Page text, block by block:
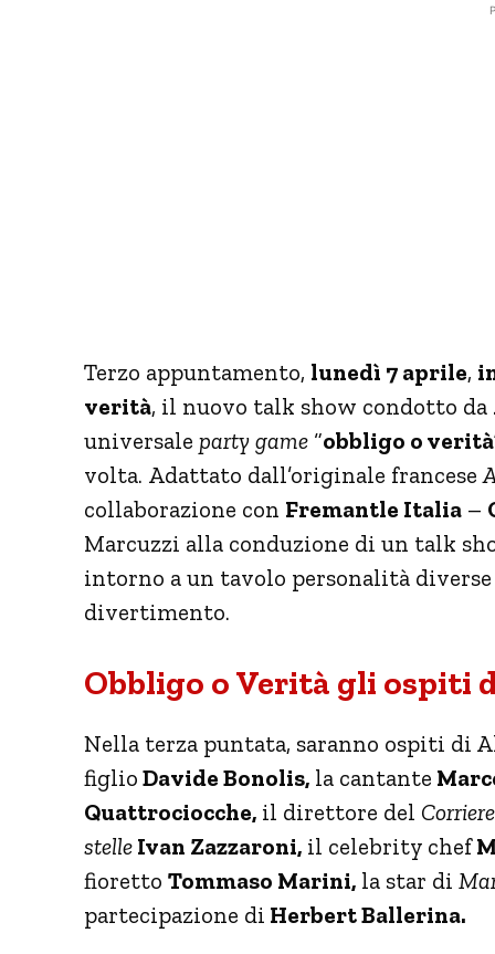
Terzo appuntamento, lunedì 7 aprile,
verità, il nuovo talk show condotto da
universale party game “obbligo o
volta. Adattato dall’originale francese
collaborazione con Fremantle Italia –
Marcuzzi alla conduzione di un talk
intorno a un tavolo personalità
divertimento.
Obbligo o Verità gli ospiti
Nella terza puntata, saranno ospiti di
figlio Davide Bonolis, la cantante
Quattrociocche, il direttore del
stelle Ivan Zazzaroni, il celebrity chef
fioretto Tommaso Marini, la star di
partecipazione di Herbert Ballerina.